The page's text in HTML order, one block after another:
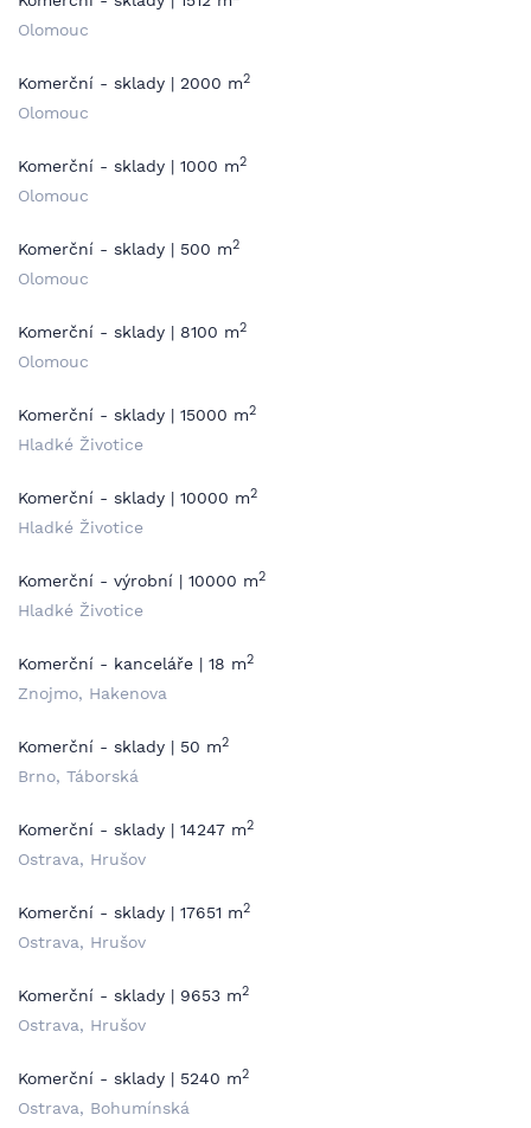
Olomouc
Komerční - sklady | 2000 m2
Olomouc
Komerční - sklady | 1000 m2
Olomouc
Komerční - sklady | 500 m2
Olomouc
Komerční - sklady | 8100 m2
Olomouc
Komerční - sklady | 15000 m2
Hladké Životice
Komerční - sklady | 10000 m2
Hladké Životice
Komerční - výrobní | 10000 m2
Hladké Životice
Komerční - kanceláře | 18 m2
Znojmo, Hakenova
Komerční - sklady | 50 m2
Brno, Táborská
Komerční - sklady | 14247 m2
Ostrava, Hrušov
Komerční - sklady | 17651 m2
Ostrava, Hrušov
Komerční - sklady | 9653 m2
Ostrava, Hrušov
Komerční - sklady | 5240 m2
Ostrava, Bohumínská